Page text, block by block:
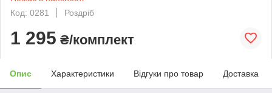
Код: 0281
Роздріб
1 295 ₴/комплект
Опис Характеристики Відгуки про товар Доставка